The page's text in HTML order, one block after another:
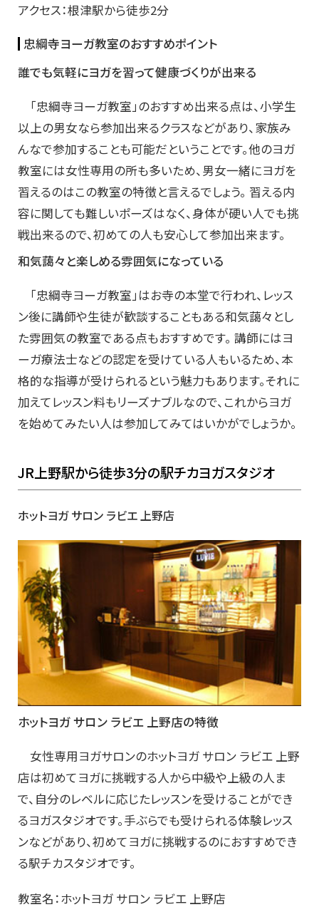
アクセス：根津駅から徒歩2分
忠綱寺ヨーガ教室のおすすめポイント
誰でも気軽にヨガを習って健康づくりが出来る
「忠綱寺ヨーガ教室」のおすすめ出来る点は、小学生
以上の男女なら参加出来るクラスなどがあり、家族み
んなで参加することも可能だということです。他のヨガ
教室には女性専用の所も多いため、男女一緒にヨガを
習えるのはこの教室の特徴と言えるでしょう。 習える内
容に関しても難しいポーズはなく、身体が硬い人でも挑
戦出来るので、初めての人も安心して参加出来ます。
和気藹々と楽しめる雰囲気になっている
「忠綱寺ヨーガ教室」はお寺の本堂で行われ、レッス
ン後に講師や生徒が歓談することもある和気藹々とし
た雰囲気の教室である点もおすすめです。 講師にはヨ
ーガ療法士などの認定を受けている人もいるため、本
格的な指導が受けられるという魅力もあります。それに
加えてレッスン料もリーズナブルなので、これからヨガ
を始めてみたい人は参加してみてはいかがでしょうか。
JR上野駅から徒歩3分の駅チカヨガスタジオ
ホットヨガ サロン ラビエ 上野店
ホットヨガ サロン ラビエ 上野店の特徴
女性専用ヨガサロンのホットヨガ サロン ラビエ 上野
店は初めてヨガに挑戦する人から中級や上級の人ま
で、自分のレベルに応じたレッスンを受けることができ
るヨガスタジオです。手ぶらでも受けられる体験レッス
ンなどがあり、初めてヨガに挑戦するのにおすすめでき
る駅チカスタジオです。
教室名：ホットヨガ サロン ラビエ 上野店